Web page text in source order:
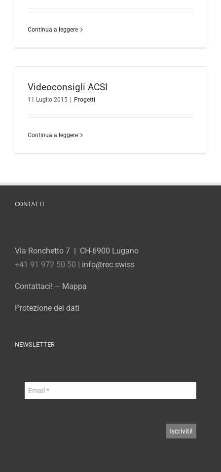
Continua a leggere
Videoconsigli ACSI
11 Luglio 2015 | Progetti
Continua a leggere
CONTATTI
Via Ronchetto 7 | CH-6900 Lugano
+41 91 972 50 50 | info@rec.swiss
Contattaci! – Mappa
Protezione dei dati
NEWSLETTER